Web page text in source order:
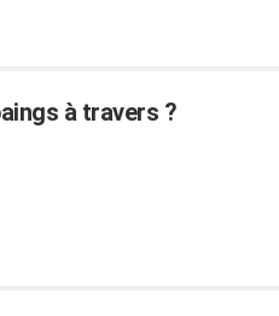
à travers ?